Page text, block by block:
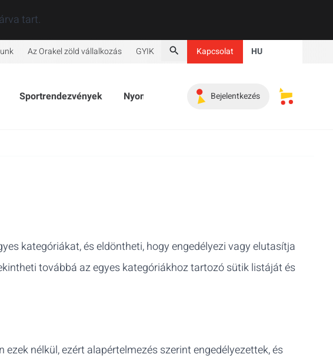
tart.
Az Orakel zöld vállalkozás GYIK
Keresés
Kapcsolat HU
Sportrendezvények Nyomtatott termékek Promóciós termékek
Bejelentkezés Elmentett
kategóriákat, és eldöntheti, hogy engedélyezi vagy elutasítja
továbbá az egyes kategóriákhoz tartozó sütik listáját és
nélkül, ezért alapértelmezés szerint engedélyezettek, és